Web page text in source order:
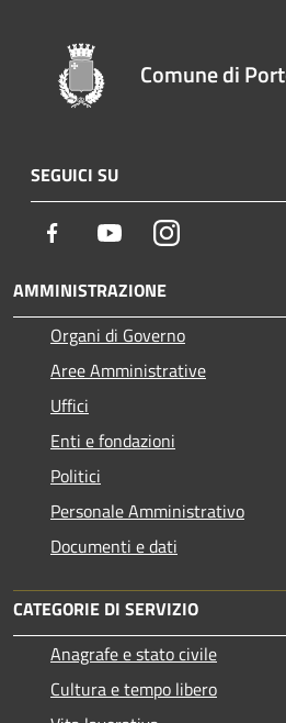
Comune di
SEGUICI SU
Facebook YoutubeInstagram
AMMINISTRAZIONE
Organi di Governo
Aree Amministrative
Uffici
Enti e fondazioni
Politici
Personale Amministrativo
Documenti e dati
CATEGORIE DI SERVIZIO
Anagrafe e stato civile
Cultura e tempo libero